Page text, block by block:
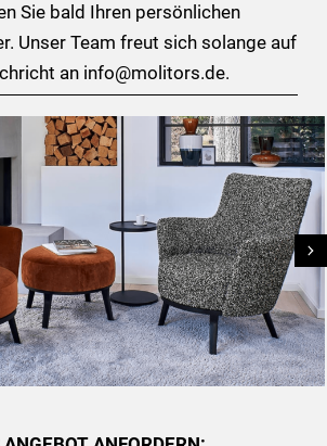
Sie bald Ihren persönlichen
Unser Team freut sich solange auf
an info@molitors.de.